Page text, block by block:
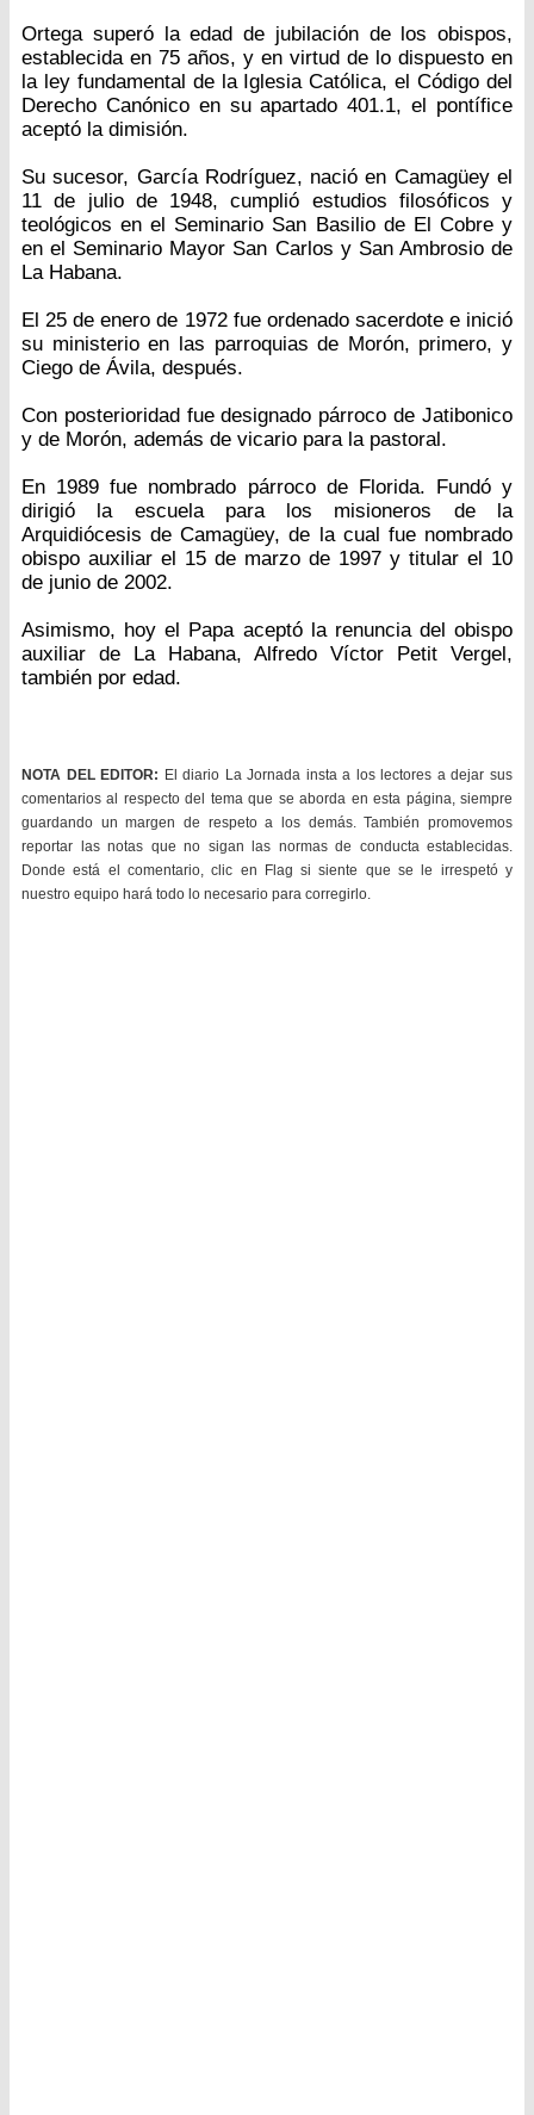
Ortega superó la edad de jubilación de los obispos,
establecida en 75 años, y en virtud de lo dispuesto en
la ley fundamental de la Iglesia Católica, el Código del
Derecho Canónico en su apartado 401.1, el pontífice
aceptó la dimisión.
Su sucesor, García Rodríguez, nació en Camagüey el
11 de julio de 1948, cumplió estudios filosóficos y
teológicos en el Seminario San Basilio de El Cobre y
en el Seminario Mayor San Carlos y San Ambrosio de
La Habana.
El 25 de enero de 1972 fue ordenado sacerdote e inició
su ministerio en las parroquias de Morón, primero, y
Ciego de Ávila, después.
Con posterioridad fue designado párroco de Jatibonico
y de Morón, además de vicario para la pastoral.
En 1989 fue nombrado párroco de Florida. Fundó y
dirigió la escuela para los misioneros de la
Arquidiócesis de Camagüey, de la cual fue nombrado
obispo auxiliar el 15 de marzo de 1997 y titular el 10
de junio de 2002.
Asimismo, hoy el Papa aceptó la renuncia del obispo
auxiliar de La Habana, Alfredo Víctor Petit Vergel,
también por edad.
NOTA DEL EDITOR: El diario La Jornada insta a los lectores a dejar sus
comentarios al respecto del tema que se aborda en esta página, siempre
guardando un margen de respeto a los demás. También promovemos
reportar las notas que no sigan las normas de conducta establecidas.
Donde está el comentario, clic en Flag si siente que se le irrespetó y
nuestro equipo hará todo lo necesario para corregirlo.